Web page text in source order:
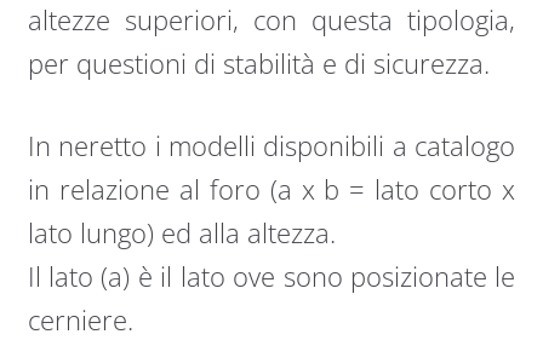
altezze superiori, con questa tipologia,
per questioni di stabilità e di sicurezza.
In neretto i modelli disponibili a catalogo
in relazione al foro (a x b = lato corto x
lato lungo) ed alla altezza.
Il lato (a) è il lato ove sono posizionate le
cerniere.